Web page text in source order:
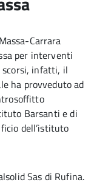
Carrara
per interventi
infatti, il
ha provveduto ad
Barsanti e di
dell’istituto
Sas di Rufina.